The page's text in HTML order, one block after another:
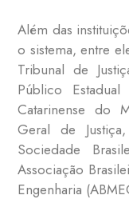
Além das
o sistema, entre
Tribunal de
Público
Catarinense do
Geral de
Sociedade
Associação
Engenharia